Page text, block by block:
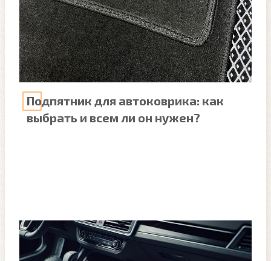
Подпятник для автоковрика: как
выбрать и всем ли он нужен?